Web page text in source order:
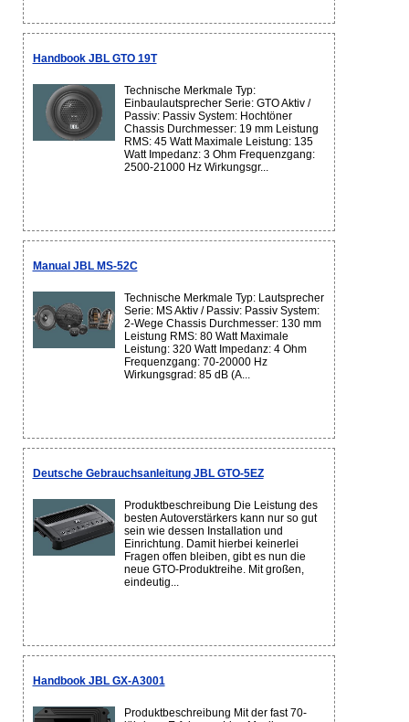
Handbook JBL GTO 19T
Technische Merkmale Typ:
Einbaulautsprecher Serie: GTO Aktiv /
Passiv: Passiv System: Hochtöner
Chassis Durchmesser: 19 mm Leistung
RMS: 45 Watt Maximale Leistung: 135
Watt Impedanz: 3 Ohm Frequenzgang:
2500-21000 Hz Wirkungsgr...
Manual JBL MS-52C
Technische Merkmale Typ: Lautsprecher
Serie: MS Aktiv / Passiv: Passiv System:
2-Wege Chassis Durchmesser: 130 mm
Leistung RMS: 80 Watt Maximale
Leistung: 320 Watt Impedanz: 4 Ohm
Frequenzgang: 70-20000 Hz
Wirkungsgrad: 85 dB (A...
Deutsche Gebrauchsanleitung JBL GTO-5EZ
Produktbeschreibung Die Leistung des
besten Autoverstärkers kann nur so gut
sein wie dessen Installation und
Einrichtung. Damit hierbei keinerlei
Fragen offen bleiben, gibt es nun die
neue GTO-Produktreihe. Mit großen,
eindeutig...
Handbook JBL GX-A3001
Produktbeschreibung Mit der fast 70-